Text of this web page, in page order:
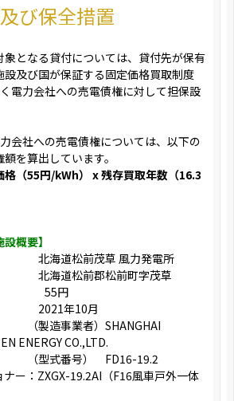
び保全措置
となる貸付については、貸付先が保有
及び国が保証する固定価格買取制度
く電力会社への売電債権に対して担保設
会社への売電債権については、以下の
を算出しています。
格（55円/kWh） x 残存買取年数（16.3
概要】
松前茂草 風力発電所
北海道松前郡松前町字茂草
55円
年10月
（製造事業者）SHANGHAI
ENERGY CO.,LTD.
） FD16-19.2
ー：ZXGX-19.2AI（F16風車戸外一体